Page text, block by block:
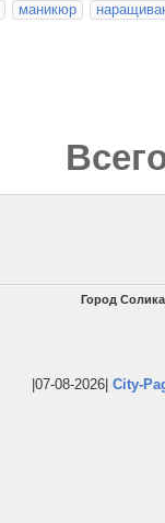
маникюр
Город
|07-08-2026| City-